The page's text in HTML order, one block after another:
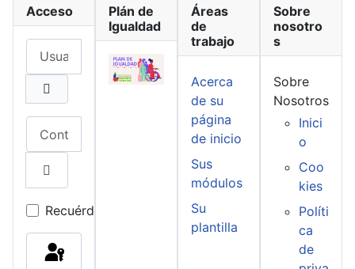
Acceso
Mostrar contraseña
Recuérdeme
Plán de
Igualdad
Áreas
de
trabajo
Acerca
de su
página
de inicio
Sus
módulos
Su
plantilla
Sobre
nosotro
s
Sobre
Nosotros
Inici
o
Coo
kies
Políti
ca
de